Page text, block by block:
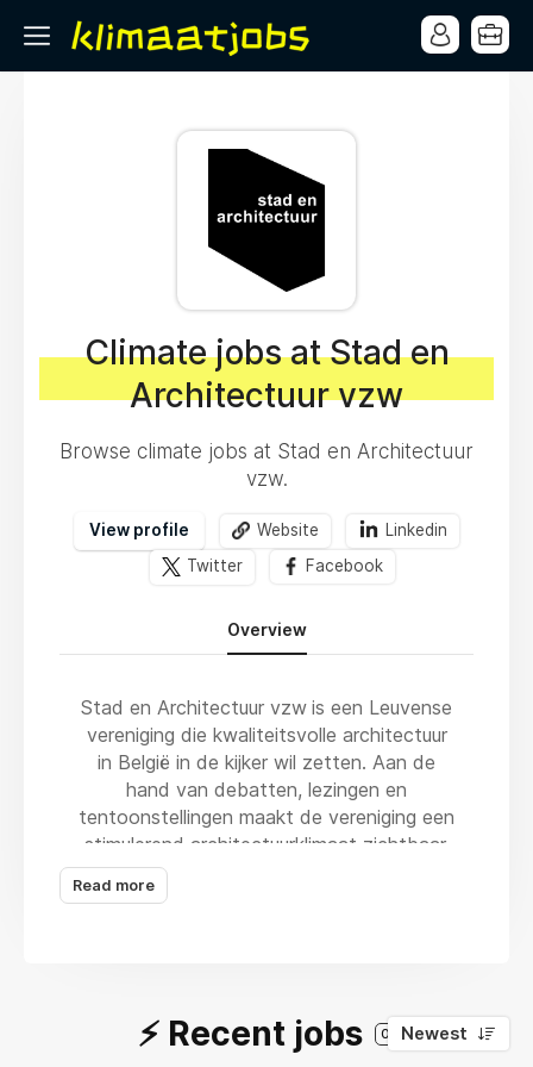
Climate jobs at Stad en
Architectuur vzw
Browse climate jobs at Stad en Architectuur
vzw.
View profile Website
Linkedin
Twitter
Facebook
Overview
Stad en Architectuur vzw is een Leuvense
vereniging die kwaliteitsvolle architectuur
in België in de kijker wil zetten. Aan de
hand van debatten, lezingen en
tentoonstellingen maakt de vereniging een
stimulerend architectuurklimaat zichtbaar,
ervaarbaar en bespreekbaar.
beleidsmakers wil aanzetten tot nadenken
over architectuur en stedelijke ruimte.
Read more
⚡️ Recent jobs 0 Newest